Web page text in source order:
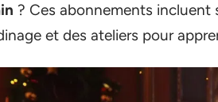
? Ces abonnements
et des ateliers pour